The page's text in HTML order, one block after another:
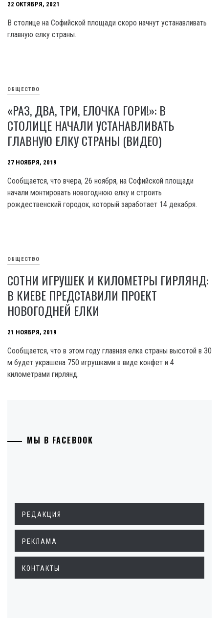
22 ОКТЯБРЯ, 2021
В столице на Софийской площади скоро начнут устанавливать
главную елку страны.
ОБЩЕСТВО
«РАЗ, ДВА, ТРИ, ЕЛОЧКА ГОРИ!»: В
СТОЛИЦЕ НАЧАЛИ УСТАНАВЛИВАТЬ
ГЛАВНУЮ ЕЛКУ СТРАНЫ (ВИДЕО)
27 НОЯБРЯ, 2019
Сообщается, что вчера, 26 ноября, на Софийской площади
начали монтировать новогоднюю елку и строить
рождественский городок, который заработает 14 декабря.
ОБЩЕСТВО
СОТНИ ИГРУШЕК И КИЛОМЕТРЫ ГИРЛЯНД:
В КИЕВЕ ПРЕДСТАВИЛИ ПРОЕКТ
НОВОГОДНЕЙ ЕЛКИ
21 НОЯБРЯ, 2019
Сообщается, что в этом году главная елка страны высотой в 30
м будет украшена 750 игрушками в виде конфет и 4
километрами гирлянд.
МЫ В FACEBOOK
РЕДАКЦИЯ
РЕКЛАМА
КОНТАКТЫ